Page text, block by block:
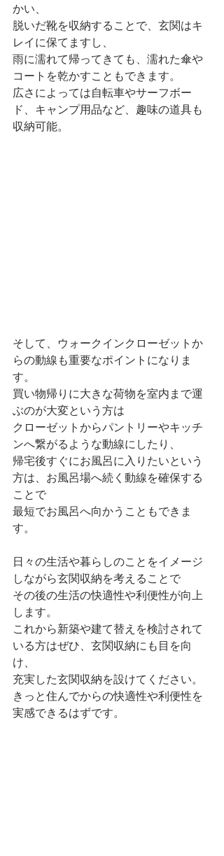
かい、
脱いだ靴を収納することで、玄関はキ
レイに保てますし、
雨に濡れて帰ってきても、濡れた傘や
コートを乾かすこともできます。
広さによっては自転車やサーフボー
ド、キャンプ用品など、趣味の道具も
収納可能。
そして、ウォークインクローゼットか
らの動線も重要なポイントになりま
す。
買い物帰りに大きな荷物を室内まで運
ぶのが大変という方は
クローゼットからパントリーやキッチ
ンへ繋がるような動線にしたり、
帰宅後すぐにお風呂に入りたいという
方は、お風呂場へ続く動線を確保する
ことで
最短でお風呂へ向かうこともできま
す。
日々の生活や暮らしのことをイメージ
しながら玄関収納を考えることで
その後の生活の快適性や利便性が向上
します。
これから新築や建て替えを検討されて
いる方はぜひ、玄関収納にも目を向
け、
充実した玄関収納を設けてください。
きっと住んでからの快適性や利便性を
実感できるはずです。